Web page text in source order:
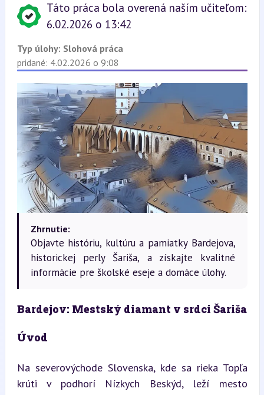
Táto práca bola overená naším učiteľom:
6.02.2026 o 13:42
Typ úlohy: Slohová práca
pridané: 4.02.2026 o 9:08
Zhrnutie:
Objavte históriu, kultúru a pamiatky Bardejova,
historickej perly Šariša, a získajte kvalitné
informácie pre školské eseje a domáce úlohy.
Bardejov: Mestský diamant v srdci Šariša
Úvod
Na severovýchode Slovenska, kde sa rieka Topľa
krúti v podhorí Nízkych Beskýd, leží mesto